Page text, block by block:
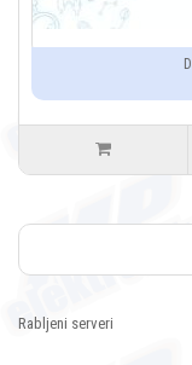
Rabljeni serveri